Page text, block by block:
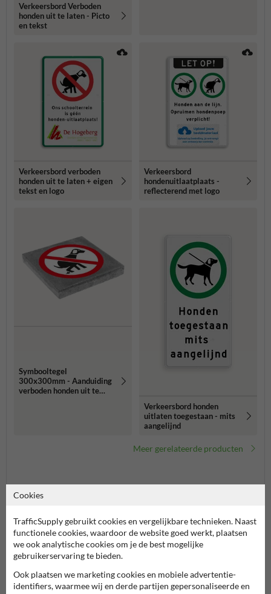
Verkeersbord Verboden
honden uit te laten - Picto
en tekst
Verkeersbord verboden
honden uit te laten + eigen
tekst en logo
Verkeersbord
hondenuitlaatplaats -
reflecterend met logo
Symbooltegel
300x300mm - Aanduiding
verboden honden uit te
Verkeersbord honden
uitlaten toegestaan - mits
aangelijnd
Meer gerelateerde producten
Cookies
TrafficSupply gebruikt cookies en vergelijkbare technieken. Naast
functionele cookies, waardoor de website goed werkt, plaatsen
we ook analytische cookies om je de best mogelijke
gebruikerservaring te bieden.
Ook plaatsen we marketing cookies en mobiele advertentie-
identifiers, waarmee wij en derde partijen gepersonaliseerde en